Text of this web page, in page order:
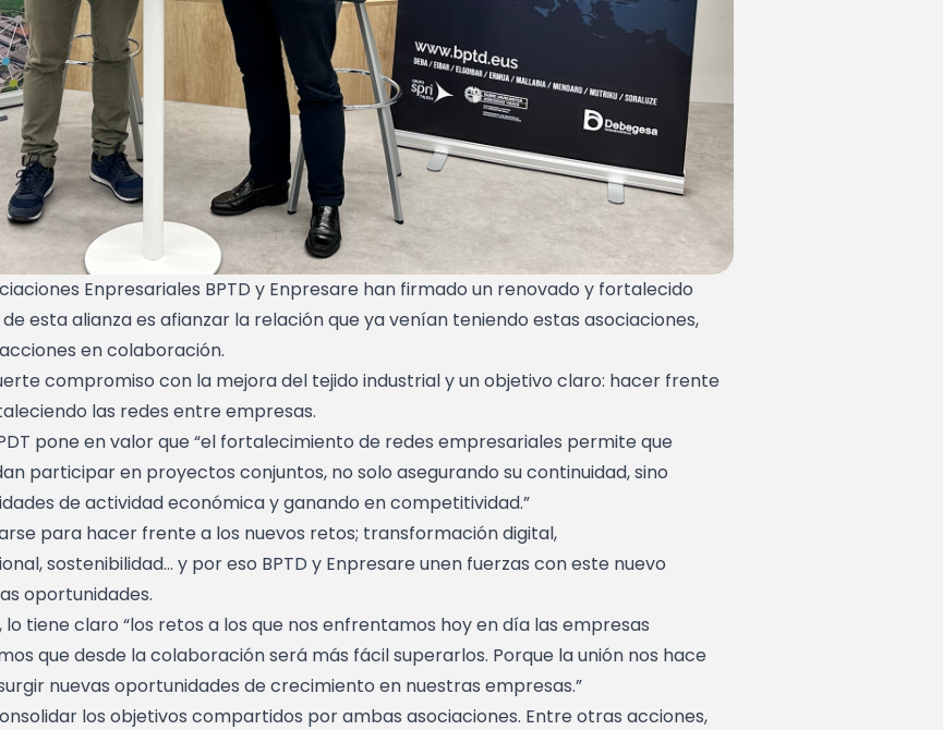
Enpresariales BPTD y Enpresare han firmado un renovado y fortalecido
esta alianza es afianzar la relación que ya venían teniendo estas asociaciones,
en colaboración.
compromiso con la mejora del tejido industrial y un objetivo claro: hacer frente
las redes entre empresas.
pone en valor que “el fortalecimiento de redes empresariales permite que
participar en proyectos conjuntos, no solo asegurando su continuidad, sino
de actividad económica y ganando en competitividad.”
para hacer frente a los nuevos retos; transformación digital,
sostenibilidad… y por eso BPTD y Enpresare unen fuerzas con este nuevo
oportunidades.
tiene claro “los retos a los que nos enfrentamos hoy en día las empresas
que desde la colaboración será más fácil superarlos. Porque la unión nos hace
nuevas oportunidades de crecimiento en nuestras empresas.”
los objetivos compartidos por ambas asociaciones. Entre otras acciones,